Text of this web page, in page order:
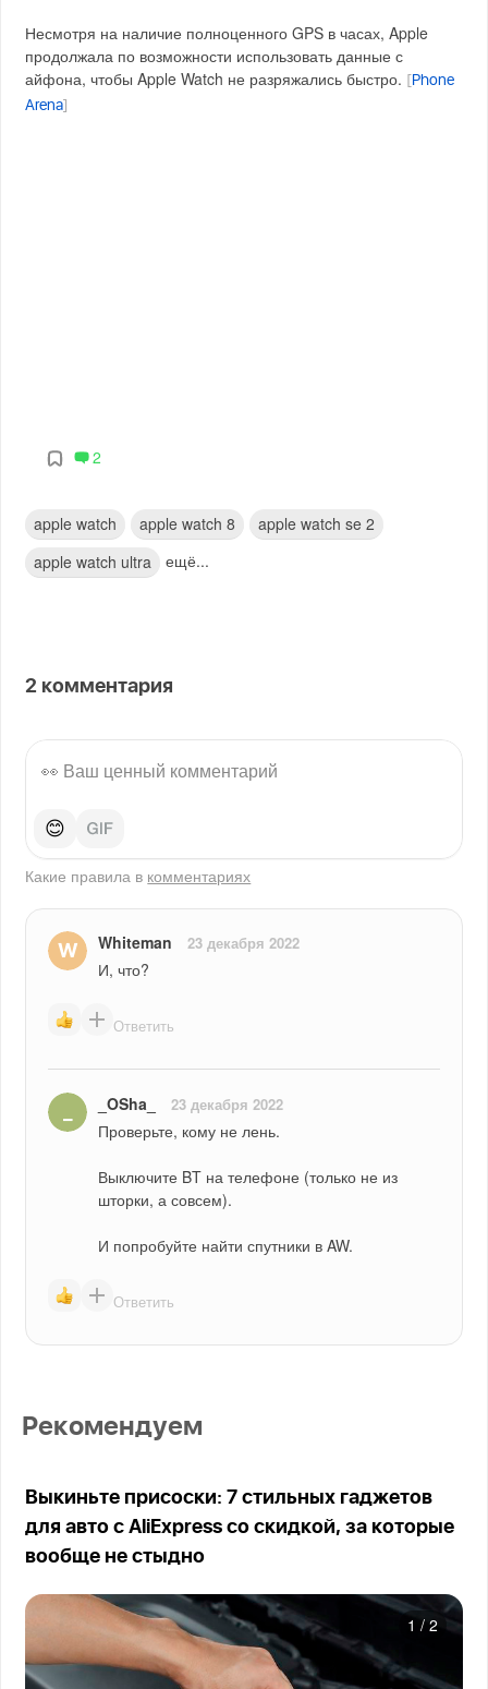
Несмотря на наличие полноценного GPS в часах, Apple
продолжала по возможности использовать данные с
айфона, чтобы Apple Watch не разряжались быстро.
Phone
Arena
2
apple watch apple watch 8
apple watch se 2
apple watch ultra
ещё...
2 комментария
😊
Какие правила в комментариях
Whiteman 23 декабря 2022
И, что?
Ответить
_OSha_ 23 декабря 2022
Проверьте, кому не лень.
Выключите BT на телефоне (только не из
шторки, а совсем).
И попробуйте найти спутники в AW.
Ответить
Рекомендуем
Выкиньте присоски: 7 стильных гаджетов
для авто с AliExpress со скидкой, за которые
вообще не стыдно
1 / 2